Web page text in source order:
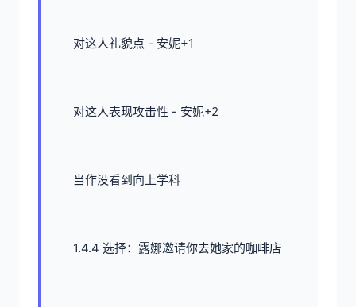
对这人礼貌点 - 安妮+1
对这人表现攻击性 - 安妮+2
当作没看到向上学科
1.4.4 选择：露娜邀请你去她家的咖啡店